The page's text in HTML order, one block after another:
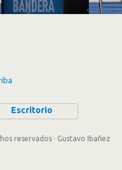
Escritorio
reservados · Gustavo Ibañez